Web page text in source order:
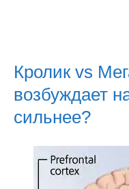
Кролик vs
возбуждает
сильнее?